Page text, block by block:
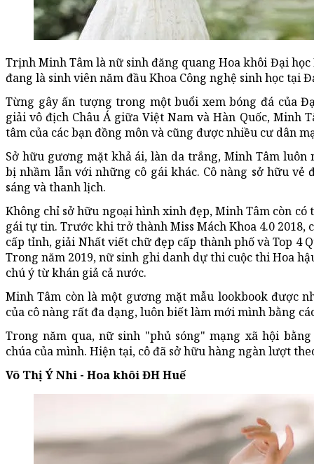
Trịnh Minh Tâm là nữ sinh đăng quang Hoa khôi Đại học
đang là sinh viên năm đầu Khoa Công nghệ sinh học tại
Từng gây ấn tượng trong một buổi xem bóng đá của
giải vô địch Châu Á giữa Việt Nam và Hàn Quốc, Minh
tâm của các bạn đồng môn và cũng được nhiều cư dân
Sở hữu gương mặt khả ái, làn da trắng, Minh Tâm
bị nhầm lẫn với những cô gái khác. Cô nàng sở hữu vẻ
sáng và thanh lịch.
Không chỉ sở hữu ngoại hình xinh đẹp, Minh Tâm còn
gái tự tin. Trước khi trở thành Miss Mách Khoa 4.0 2018,
cấp tỉnh, giải Nhất viết chữ đẹp cấp thành phố và Top 4
Trong năm 2019, nữ sinh ghi danh dự thi cuộc thi Hoa
chú ý từ khán giả cả nước.
Minh Tâm còn là một gương mặt mẫu lookbook được
của cô nàng rất đa dạng, luôn biết làm mới mình bằng
Trong năm qua, nữ sinh "phủ sóng" mạng xã hội
chúa của mình. Hiện tại, cô đã sở hữu hàng ngàn lượt
Võ Thị Ý Nhi - Hoa khôi ĐH Huế